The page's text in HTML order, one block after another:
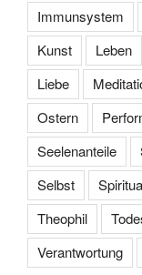
Immunsystem
Kunst
Leben
Liebe
Ostern
Seelenanteile
Selbst
Theophil
Verantwortung